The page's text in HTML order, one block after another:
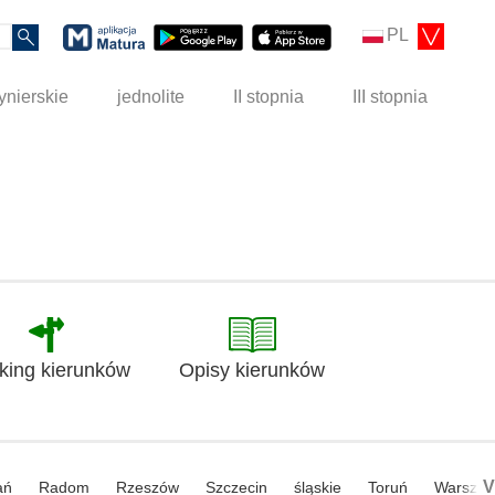
PL
jednolite II stopnia III stopnia
kierunków Opisy kierunków
Radom Rzeszów Szczecin śląskie Toruń V